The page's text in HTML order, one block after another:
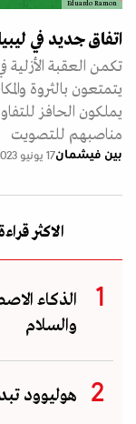
Eduardo Ramon
اتفاق جديد في
تكمن العقبة الأزلية
يتمتعون بالثروة
يملكون الحافز
مناصبهم للتصويت
بين فيشمان17 يونيو 2023
الاكثر قراءة
الذكاء
والسلام
هوليوود